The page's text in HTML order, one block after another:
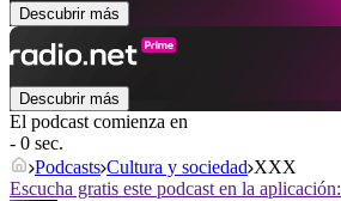
Descubrir más
Descubrir más
El podcast comienza en
- 0 sec.
Podcasts Cultura y sociedad XXX
Escucha gratis este podcast en la aplicación: